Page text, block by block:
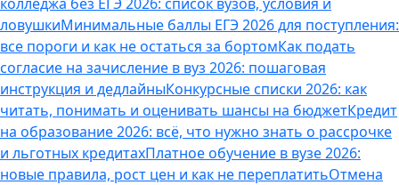
ловушкиМинимальные баллы ЕГЭ 2026 для поступления:
все пороги и как не остаться за бортомКак подать
согласие на зачисление в вуз 2026: пошаговая
инструкция и дедлайныКонкурсные списки 2026: как
читать, понимать и оценивать шансы на бюджетКредит
на образование 2026: всё, что нужно знать о рассрочке
и льготных кредитахПлатное обучение в вузе 2026:
новые правила, рост цен и как не переплатитьОтмена